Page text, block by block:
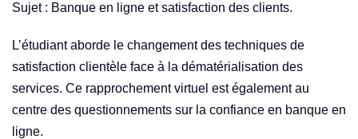
Sujet : Banque en ligne et satisfaction des clients.
L’étudiant aborde le changement des techniques de
satisfaction clientèle face à la dématérialisation des
services. Ce rapprochement virtuel est également au
centre des questionnements sur la confiance en banque en
ligne.